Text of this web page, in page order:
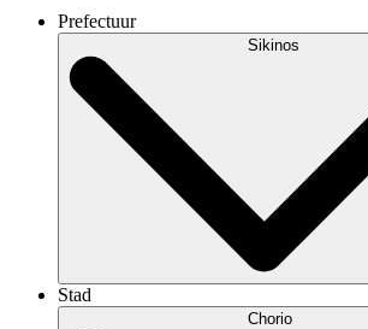
Prefectuur
Sikinos
Stad
Chorio